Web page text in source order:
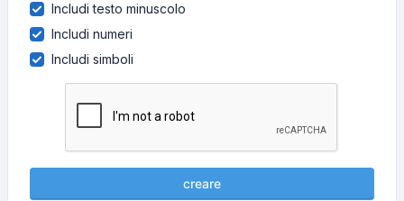
Includi testo minuscolo
Includi numeri
Includi simboli
creare